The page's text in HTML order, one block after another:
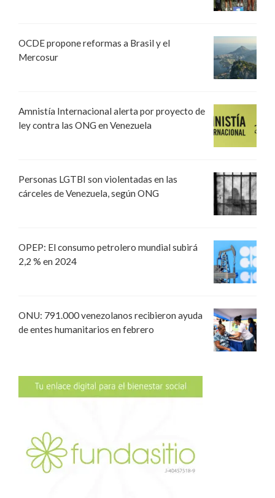
OCDE propone reformas a Brasil y el
Mercosur
Amnistía Internacional alerta por proyecto de
ley contra las ONG en Venezuela
Personas LGTBI son violentadas en las
cárceles de Venezuela, según ONG
OPEP: El consumo petrolero mundial subirá
2,2 % en 2024
ONU: 791.000 venezolanos recibieron ayuda
de entes humanitarios en febrero